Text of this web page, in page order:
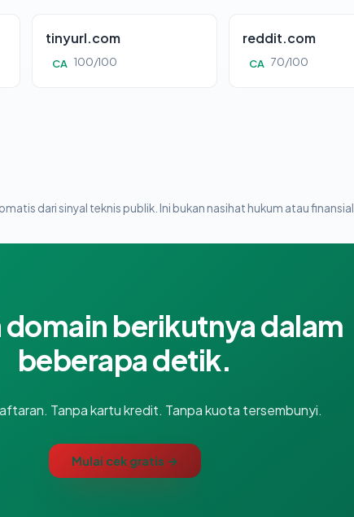
tinyurl.com
CA 100/100
reddit.com
CA 70/100
dari sinyal teknis publik. Ini bukan nasihat hukum atau finansial.
domain berikutnya dalam
beberapa detik.
Tanpa kartu kredit. Tanpa kuota tersembunyi.
Mulai cek gratis →